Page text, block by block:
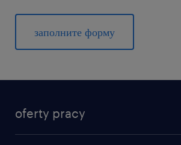
заполните форму
oferty pracy